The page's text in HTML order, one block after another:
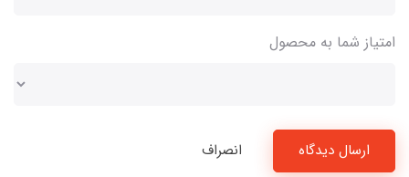
امتیاز شما به محصول
ارسال دیدگاه انصراف